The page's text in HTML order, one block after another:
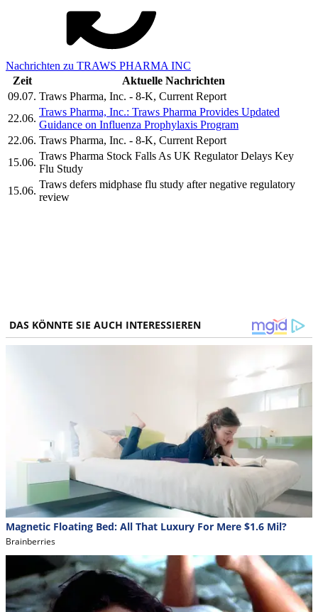
Nachrichten zu TRAWS PHARMA INC
Zeit
Aktuelle Nachrichten
09.07. Traws Pharma, Inc. - 8-K, Current Report
22.06.
Traws Pharma, Inc.: Traws Pharma Provides Updated
Guidance on Influenza Prophylaxis Program
22.06. Traws Pharma, Inc. - 8-K, Current Report
15.06.
Traws Pharma Stock Falls As UK Regulator Delays Key
Flu Study
15.06.
Traws defers midphase flu study after negative regulatory
review